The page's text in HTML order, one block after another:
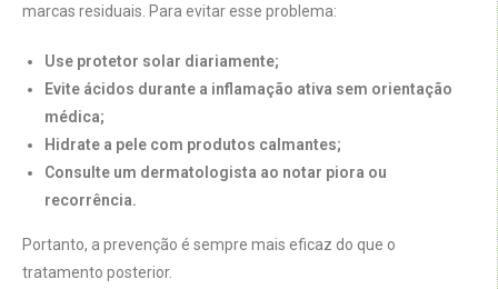
marcas residuais. Para evitar esse problema:
Use protetor solar diariamente;
Evite ácidos durante a inflamação ativa sem orientação
médica;
Hidrate a pele com produtos calmantes;
Consulte um dermatologista ao notar piora ou
recorrência.
Portanto, a prevenção é sempre mais eficaz do que o
tratamento posterior.